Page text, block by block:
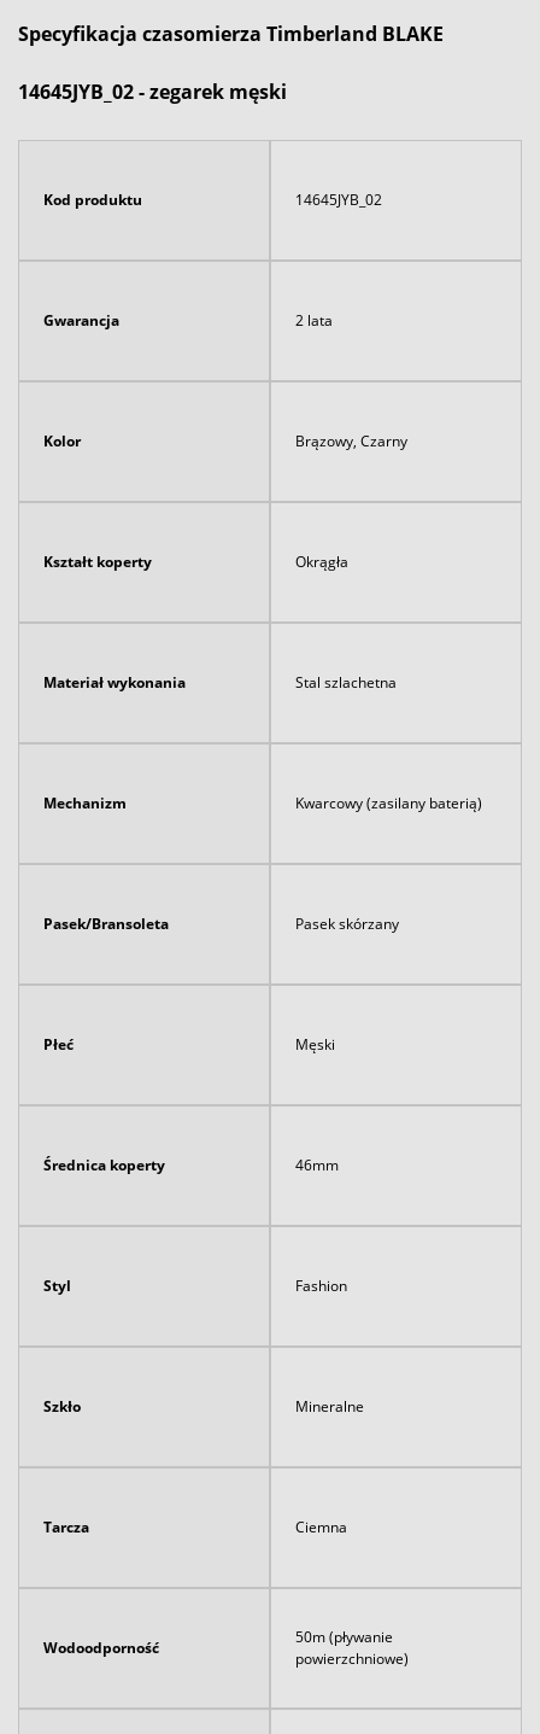
Specyfikacja czasomierza Timberland BLAKE
14645JYB_02 - zegarek męski
Kod produktu 14645JYB_02
Gwarancja 2 lata
Kolor Brązowy, Czarny
Kształt koperty Okrągła
Materiał wykonania Stal szlachetna
Mechanizm Kwarcowy (zasilany baterią)
Pasek/Bransoleta Pasek skórzany
Płeć Męski
Średnica koperty 46mm
Styl Fashion
Szkło Mineralne
Tarcza Ciemna
Wodoodporność
50m (pływanie
powierzchniowe)